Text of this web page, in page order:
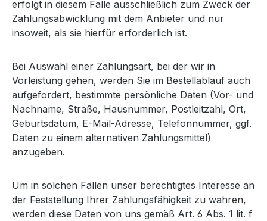
erfolgt in diesem Falle ausschließlich zum Zweck der
Zahlungsabwicklung mit dem Anbieter und nur
insoweit, als sie hierfür erforderlich ist.
Bei Auswahl einer Zahlungsart, bei der wir in
Vorleistung gehen, werden Sie im Bestellablauf auch
aufgefordert, bestimmte persönliche Daten (Vor- und
Nachname, Straße, Hausnummer, Postleitzahl, Ort,
Geburtsdatum, E-Mail-Adresse, Telefonnummer, ggf.
Daten zu einem alternativen Zahlungsmittel)
anzugeben.
Um in solchen Fällen unser berechtigtes Interesse an
der Feststellung Ihrer Zahlungsfähigkeit zu wahren,
werden diese Daten von uns gemäß Art. 6 Abs. 1 lit. f